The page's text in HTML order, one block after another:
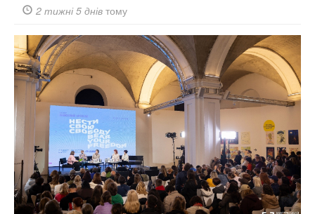
2 тижні 5 днів тому